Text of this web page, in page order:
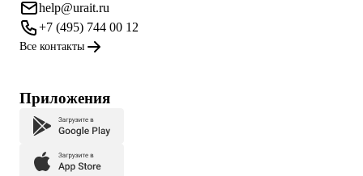
help@urait.ru
+7 (495) 744 00 12
Все контакты
Приложения